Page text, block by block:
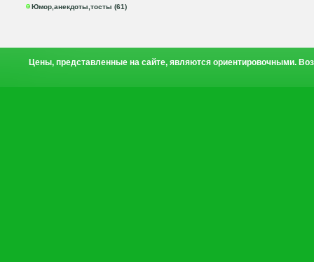
Юмор,анекдоты,тосты (61)
Цены, представленные на сайте, являются ориентировочными.